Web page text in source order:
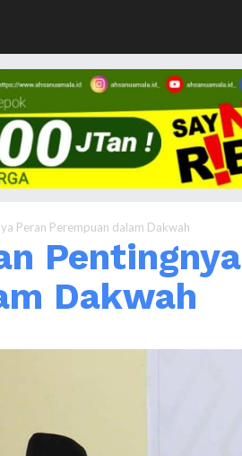
Peran Perempuan dalam Dakwah
Pentingnya
Dakwah